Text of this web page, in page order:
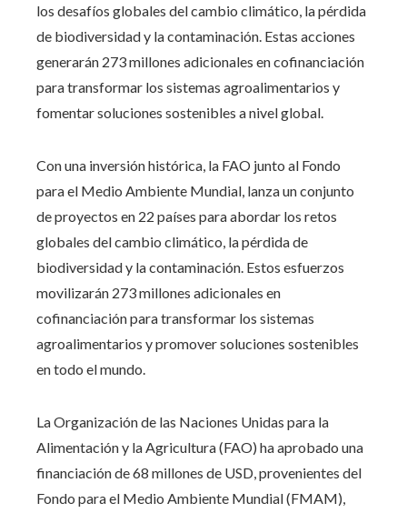
los desafíos globales del cambio climático, la pérdida
de biodiversidad y la contaminación. Estas acciones
generarán 273 millones adicionales en cofinanciación
para transformar los sistemas agroalimentarios y
fomentar soluciones sostenibles a nivel global.
Con una inversión histórica, la FAO junto al Fondo
para el Medio Ambiente Mundial, lanza un conjunto
de proyectos en 22 países para abordar los retos
globales del cambio climático, la pérdida de
biodiversidad y la contaminación. Estos esfuerzos
movilizarán 273 millones adicionales en
cofinanciación para transformar los sistemas
agroalimentarios y promover soluciones sostenibles
en todo el mundo.
La Organización de las Naciones Unidas para la
Alimentación y la Agricultura (FAO) ha aprobado una
financiación de 68 millones de USD, provenientes del
Fondo para el Medio Ambiente Mundial (FMAM),